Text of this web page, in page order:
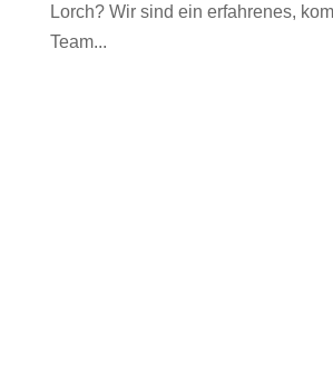
Lorch? Wir sind ein erfahrenes,
Team...